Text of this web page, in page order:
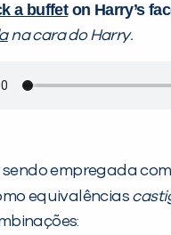
a buffeton Harry’s
na cara do Harry.
sendo empregada
equivalências